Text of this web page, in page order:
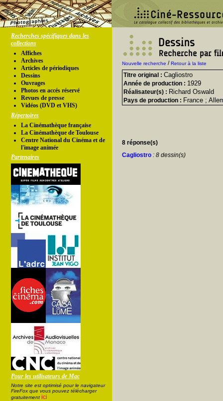
Recherches spécifiques dans les
collections
Affiches
Archives
Articles de périodiques
Dessins
Ouvrages
Photos en accés réservé
Revues de presse
Vidéos (DVD et VHS)
Répertoires
La Cinémathèque française
La Cinémathèque de Toulouse
Centre National du Cinéma et de
l'image animée
Partenaires
Pour les utilisateurs de Mac
Notre site est optimisé pour le navigateur
FireFox que vous pouvez télécharger
gratuitement ici
Nouvelle recherche /Retour à la liste
Titre original : Cagliostro
Année de production : 1929
Réalisateur(s) : Richard Oswald
Pays de production : France ;
8 réponse(s)
Cagliostro : 8 dessin(s)